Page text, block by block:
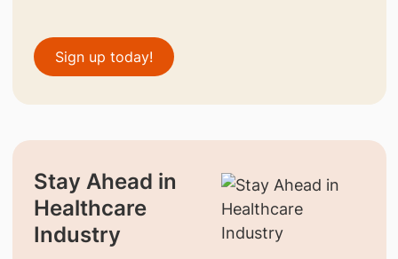
Sign up today!
Stay Ahead in
Healthcare
Industry